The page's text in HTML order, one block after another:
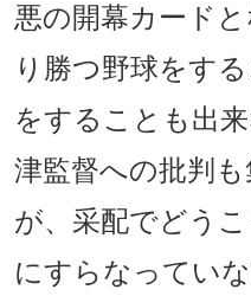
悪の開幕カード
り勝つ野球をす
をすることも出
津監督への批判
が、采配でどう
にすらなってい